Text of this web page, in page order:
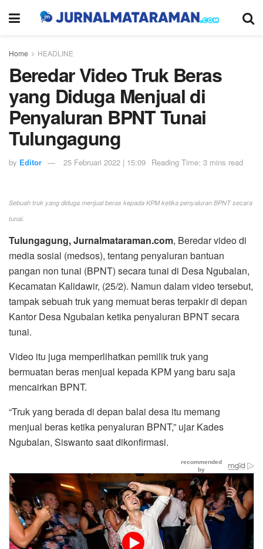
Home HEADLINE
Beredar Video Truk Beras
yang Diduga Menjual di
Penyaluran BPNT Tunai
Tulungagung
by Editor 25 Februari 2022 | 15:09 Reading Time: 3 mins read
Sebuah truk yang diduga menjual beras kepada KPM ketika penyaluran BPNT secara
tunai.
Tulungagung, Jurnalmataraman.com, Beredar video di
media sosial (medsos), tentang penyaluran bantuan
pangan non tunai (BPNT) secara tunai di Desa Ngubalan,
Kecamatan Kalidawir, (25/2). Namun dalam video tersebut,
tampak sebuah truk yang memuat beras terpakir di depan
Kantor Desa Ngubalan ketika penyaluran BPNT secara
tunai.
Video itu juga memperlihatkan pemilik truk yang
bermuatan beras menjual kepada KPM yang baru saja
mencairkan BPNT.
“Truk yang berada di depan balai desa itu memang
menjual beras ketika penyaluran BPNT,” ujar Kades
Ngubalan, Siswanto saat dikonfirmasi.